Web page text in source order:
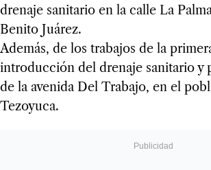
drenaje sanitario en la calle La
Benito Juárez.
Además, de los trabajos de la
introducción del drenaje sanitario y
de la avenida Del Trabajo, en el
Tezoyuca.